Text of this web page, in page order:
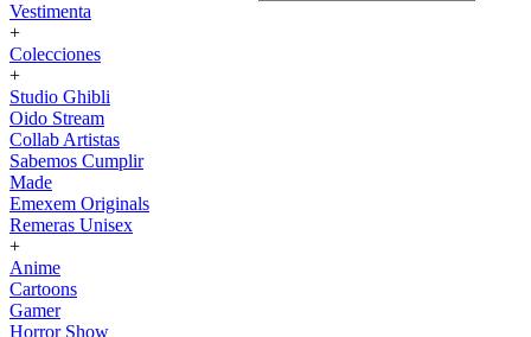
Vestimenta
+
Colecciones
+
Studio Ghibli
Oido Stream
Collab Artistas
Sabemos Cumplir
Made
Emexem Originals
Remeras Unisex
+
Anime
Cartoons
Gamer
Horror Show